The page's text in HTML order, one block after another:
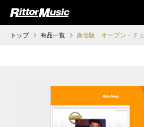
ジック (Rittor Musi
トップ 商品一覧 廉価版 オープン・チ